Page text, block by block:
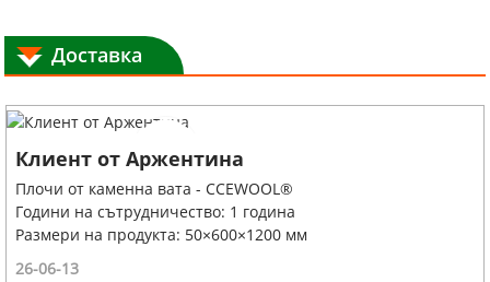
Доставка
Клиент от Аржентина
Плочи от каменна вата - CCEWOOL®
Години на сътрудничество: 1 година
Размери на продукта: 50×600×1200 мм
26-06-13